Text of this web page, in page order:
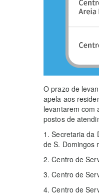
O prazo de
apela aos
levantarem com
postos de
1. Secretaria da
de S. Domingos
2. Centro de
3. Centro de
4. Centro de